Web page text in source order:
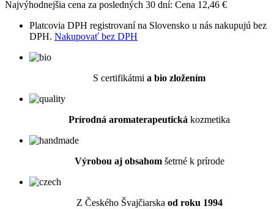
Najvýhodnejšia cena za posledných 30 dní: Cena 12,46 €
Platcovia DPH registrovaní na Slovensko u nás nakupujú bez
DPH. Nakupovať bez DPH
S certifikátmi a bio zložením
Prírodná aromaterapeutická kozmetika
Výrobou aj obsahomšetrné k prírode
Z Českého Švajčiarska od roku 1994